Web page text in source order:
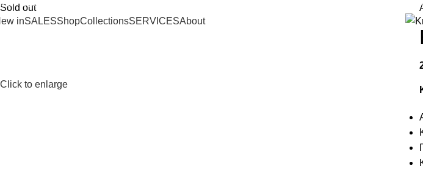
ON ORDERS OVER 100€ Join our newsletter and
inSALESShopCollectionsSERVICESAbout
Sold out
Click to enlarge